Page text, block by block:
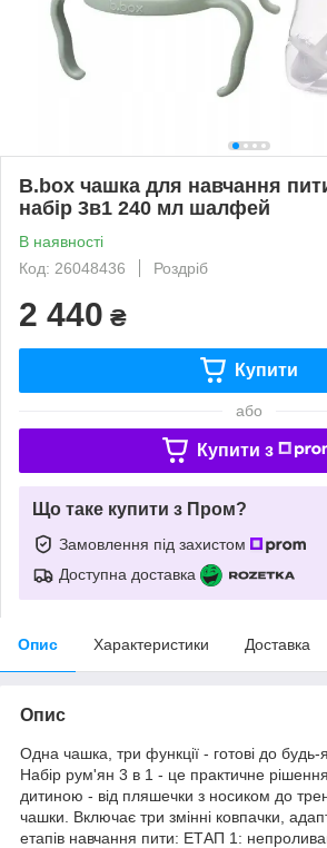
B.box чашка для навчання
набір 3в1 240 мл шалфей
В наявності
Код: 26048436
Роздріб
2 440 ₴
Купити
або
Купити з
Що таке купити з Пром?
Замовлення під захистом
Доступна доставка
Опис Характеристики Доставка
Опис
Одна чашка, три функції - готові до будь-
Набір рум'ян 3 в 1 - це практичне
дитиною - від пляшечки з носиком до
чашки. Включає три змінні ковпачки,
етапів навчання пити: ЕТАП 1: